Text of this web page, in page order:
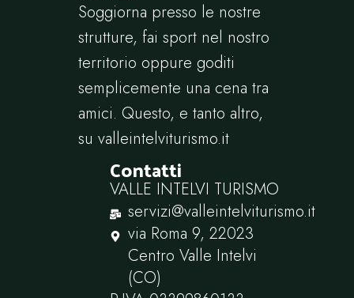
Soggiorna presso le nostre
strutture, fai sport nel nostro
territorio oppure goditi
semplicemente una cena tra
amici. Questo, e tanto altro,
su valleintelviturismo.it
Contatti
VALLE INTELVI TURISMO
servizi@valleintelviturismo.it
via Roma 9, 22023
Centro Valle Intelvi
(CO)